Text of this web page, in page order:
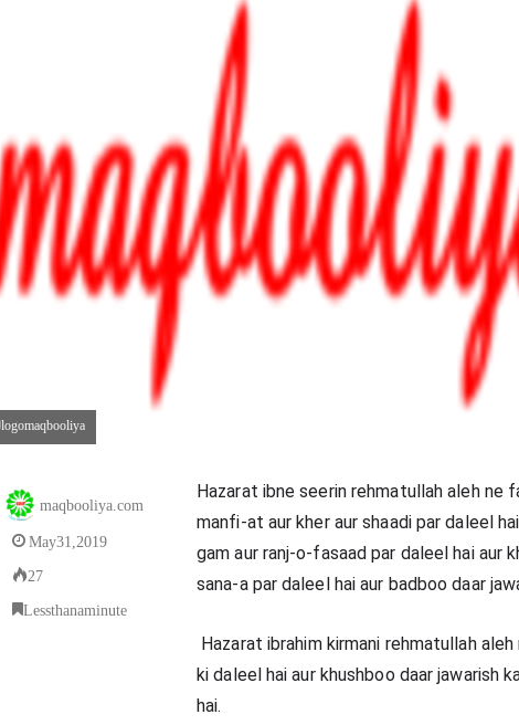
logomaqbooliya
Hazarat ibne seerin rehmatullah aleh ne
manfi-at aur kher aur shaadi par daleel
gam aur ranj-o-fasaad par daleel hai aur
sana-a par daleel hai aur badboo daar
ki daleel hai aur khushboo daar jawarish
hai.
maqbooliya.com
May 31, 2019
27
Less than a minute